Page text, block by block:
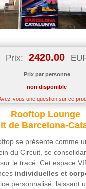
Prix: 2420.00
Prix par personne
non disponible
vous une question sur ce
Rooftop Lounge
de Barcelona-
se présente comme
du Circuit, se
le tracé. Cet espace
individuelles et
personnalisé, laissant